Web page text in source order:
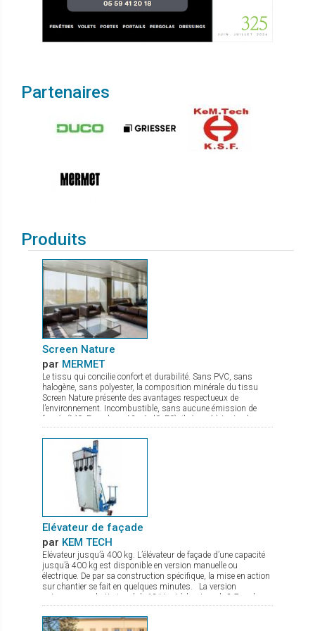
Partenaires
Produits
Screen Nature
par MERMET
Le tissu qui concilie confort et durabilité. Sans PVC, sans
halogène, sans polyester, la composition minérale du tissu
Screen Nature présente des avantages respectueux de
l’environnement. Incombustible, sans aucune émission de
fumée (M0, Euroclass A2-s1-d0, F0), il répond à toutes les
exigences tant en termes de sécurité que de santé. Ce tissu à
l’excellente transparence possède de nombreux atouts : bonne
maîtrise de l’éblouissement confort thermique optimal stabilité
dimensionnelle, durabilité et résistance mécanique qui lui
confèrent une planéité parfaite même en grande dimension. Ce
tissu élégant et très fin, idéal pour des stores s'insérant dans
des espaces de faible encombrement, est disponible en 7
coloris et 2 largeurs de 180 et 240 cm
Elévateur de façade
par KEM TECH
Elévateur jusqu’à 400 kg. L’élévateur de façade d’une capacité
jusqu’à 400 kg est disponible en version manuelle ou
électrique. De par sa construction spécifique, la mise en action
sur chantier se fait en quelques minutes. La version
autonome sur batterie gel de 12 V est à hauteur de 8,7 m, le
treuil de levage commandé par une radio commande est équipé
d’un double frein. Le chassis est à largeur réglable avec pieds